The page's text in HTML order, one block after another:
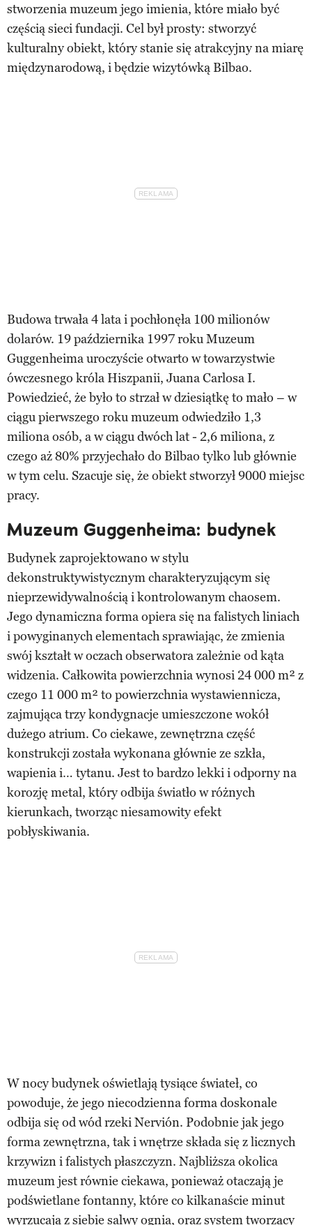
stworzenia muzeum jego imienia, które miało być
częścią sieci fundacji. Cel był prosty: stworzyć
kulturalny obiekt, który stanie się atrakcyjny na miarę
międzynarodową, i będzie wizytówką Bilbao.
Budowa trwała 4 lata i pochłonęła 100 milionów
dolarów. 19 października 1997 roku Muzeum
Guggenheima uroczyście otwarto w towarzystwie
ówczesnego króla Hiszpanii, Juana Carlosa I.
Powiedzieć, że było to strzał w dziesiątkę to mało – w
ciągu pierwszego roku muzeum odwiedziło 1,3
miliona osób, a w ciągu dwóch lat - 2,6 miliona, z
czego aż 80% przyjechało do Bilbao tylko lub głównie
w tym celu. Szacuje się, że obiekt stworzył 9000 miejsc
pracy.
Muzeum Guggenheima: budynek
Budynek zaprojektowano w stylu
dekonstruktywistycznym charakteryzującym się
nieprzewidywalnością i kontrolowanym chaosem.
Jego dynamiczna forma opiera się na falistych liniach
i powyginanych elementach sprawiając, że zmienia
swój kształt w oczach obserwatora zależnie od kąta
widzenia. Całkowita powierzchnia wynosi 24 000 m² z
czego 11 000 m² to powierzchnia wystawiennicza,
zajmująca trzy kondygnacje umieszczone wokół
dużego atrium. Co ciekawe, zewnętrzna część
konstrukcji została wykonana głównie ze szkła,
wapienia i… tytanu. Jest to bardzo lekki i odporny na
korozję metal, który odbija światło w różnych
kierunkach, tworząc niesamowity efekt
pobłyskiwania.
W nocy budynek oświetlają tysiące świateł, co
powoduje, że jego niecodzienna forma doskonale
odbija się od wód rzeki Nervión. Podobnie jak jego
forma zewnętrzna, tak i wnętrze składa się z licznych
krzywizn i falistych płaszczyzn. Najbliższa okolica
muzeum jest równie ciekawa, ponieważ otaczają je
podświetlane fontanny, które co kilkanaście minut
wyrzucają z siebie salwy ognia, oraz system tworzący